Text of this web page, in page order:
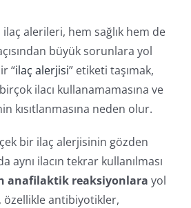
ilaç alerileri, hem sağlık hem de
büyük sorunlara yol
“ilaç alerjisi” etiketi taşımak,
ilacı kullanamamasına ve
kısıtlanmasına neden olur.
bir ilaç alerjisinin gözden
aynı ilacın tekrar kullanılması
anafilaktik reaksiyonlara yol
antibiyotikler,